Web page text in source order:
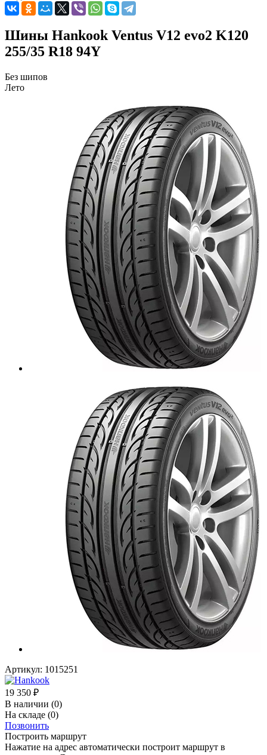
Шины Hankook Ventus V12 evo2 K120
255/35 R18 94Y
Без шипов
Лето
Артикул: 1015251
19 350 ₽
В наличии (0)
На складе (0)
Позвонить
Построить маршрут
Нажатие на адрес автоматически построит маршрут в